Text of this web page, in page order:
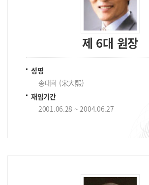
제 6대 원장
성명
송대희 (宋大熙)
재임기간
2001.06.28 ~ 2004.06.27